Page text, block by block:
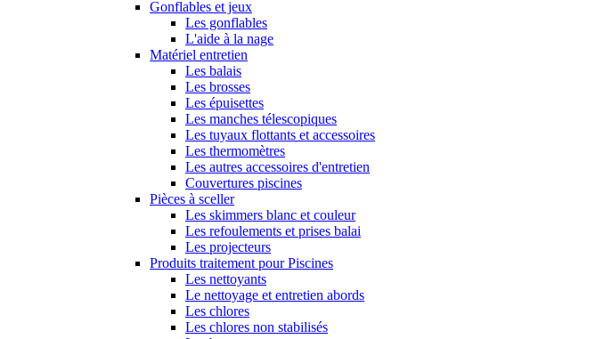
Gonflables et jeux
Les gonflables
L'aide à la nage
Matériel entretien
Les balais
Les brosses
Les épuisettes
Les manches télescopiques
Les tuyaux flottants et accessoires
Les thermomètres
Les autres accessoires d'entretien
Couvertures piscines
Pièces à sceller
Les skimmers blanc et couleur
Les refoulements et prises balai
Les projecteurs
Produits traitement pour Piscines
Les nettoyants
Le nettoyage et entretien abords
Les chlores
Les chlores non stabilisés